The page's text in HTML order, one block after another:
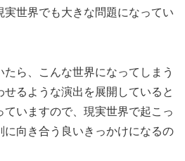
実世界でも大きな問題になってい
たら、こんな世界になってしまう
るような演出を展開していると
ていますので、現実世界で起こっ
に向き合う良いきっかけになるの